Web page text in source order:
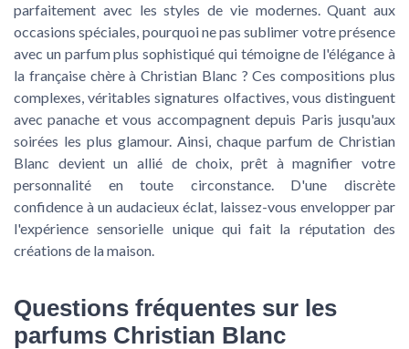
parfaitement avec les styles de vie modernes. Quant aux
occasions spéciales, pourquoi ne pas sublimer votre présence
avec un parfum plus sophistiqué qui témoigne de l'élégance à
la française chère à Christian Blanc ? Ces compositions plus
complexes, véritables signatures olfactives, vous distinguent
avec panache et vous accompagnent depuis Paris jusqu'aux
soirées les plus glamour. Ainsi, chaque parfum de Christian
Blanc devient un allié de choix, prêt à magnifier votre
personnalité en toute circonstance. D'une discrète
confidence à un audacieux éclat, laissez-vous envelopper par
l'expérience sensorielle unique qui fait la réputation des
créations de la maison.
Questions fréquentes sur les
parfums Christian Blanc